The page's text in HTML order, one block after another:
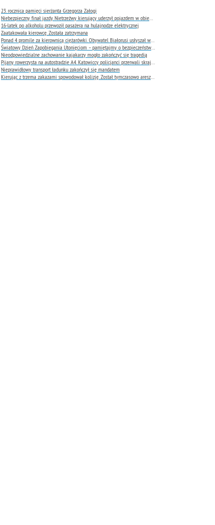
23. rocznica pamięci sierżanta Grzegorza Załogi
16-latek po alkoholu przewoził pasażera na hulajnodze elektrycznej
Zaatakowała kierowcę. Została zatrzymana
Nieodpowiedzialne zachowanie kajakarzy mogło zakończyć się tragedią
Nieprawidłowy transport ładunku zakończył się mandatem